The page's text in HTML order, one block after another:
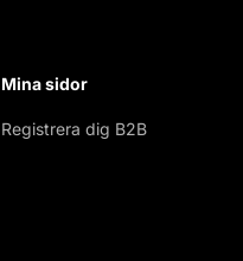
Mina sidor
Registrera dig B2B